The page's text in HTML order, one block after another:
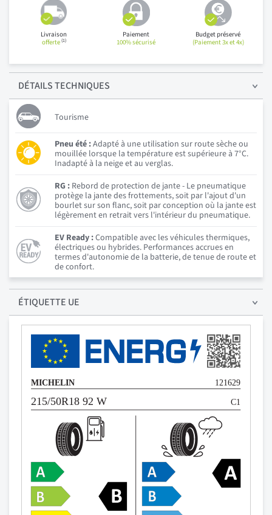
Livraison
offerte(1)
Paiement
100% sécurisé
Budget préservé
(Paiement 3x et 4x)
DÉTAILSTECHNIQUES
Tourisme
Pneu été :Adapté à une utilisation sur route sèche ou
mouillée lorsque la température est supérieure à 7°C.
Inadapté à la neige et au verglas.
RG : Rebord de protection de jante - Le pneumatique
protège la jante des frottements, soit par l'ajout d'un
bourlet sur son flanc, soit par conception où la jante est
légèrement en retrait vers l'intérieur du pneumatique.
EV Ready :Compatible avec les véhicules thermiques,
électriques ou hybrides. Performances accrues en
termes d'autonomie de la batterie, de tenue de route et
de confort.
ÉTIQUETTE UE